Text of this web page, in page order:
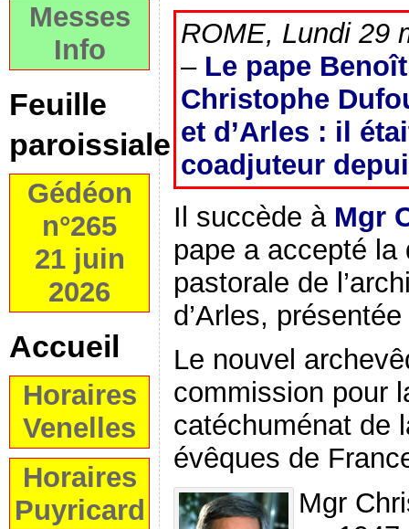
Messes
Info
Feuille
paroissiale
Gédéon
n°265
21 juin
2026
Accueil
Horaires
Venelles
Horaires
Puyricard
ROME, Lundi 29
– Le pape
Christophe
et d’Arles : il
coadjuteur
Il succède à Mgr
pape a accepté
pastorale de
d’Arles,
Le nouvel
commission pour
catéchuménat de
évêques de
Mgr